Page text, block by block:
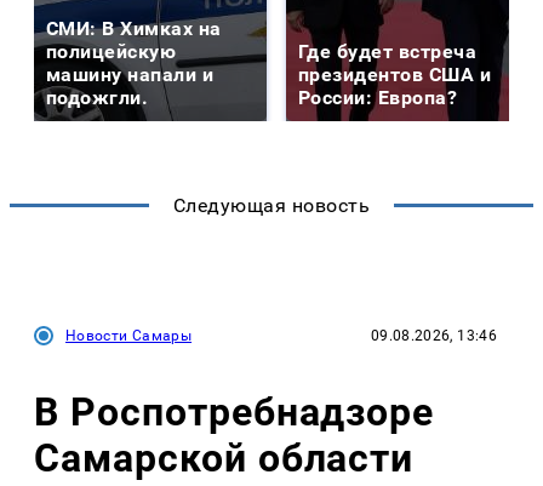
СМИ: В Химках на
полицейскую
машину напали и
подожгли.
Где будет встреча
президентов США и
России: Европа?
Следующая новость
Новости Самары 09.08.2026, 13:46
В Роспотребнадзоре
Самарской области